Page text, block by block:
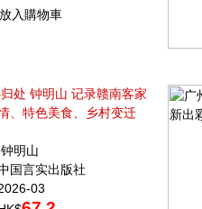
放入購物車
归处 钟明山 记录赣南客家
、特色美食、乡村变迁
明山
国言实出版社
03